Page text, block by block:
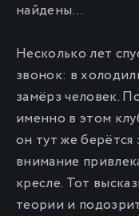
найдены...
Несколько лет
звонок: в
замёрз человек.
именно в этом
он тут же берётся
внимание
кресле. Тот
теории и